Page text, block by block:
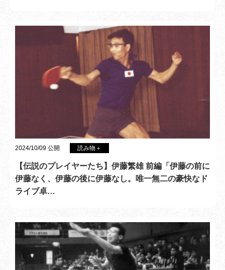
2024/10/09 公開 読み物＋
【伝説のプレイヤーたち】伊藤繁雄 前編「伊藤の前に
伊藤なく、伊藤の後に伊藤なし。唯一無二の豪快なド
ライブ卓…